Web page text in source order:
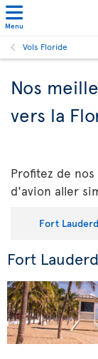
Menu
Vols Floride
Nos
vers la
Profitez de
d'avion aller
Fort
Fort